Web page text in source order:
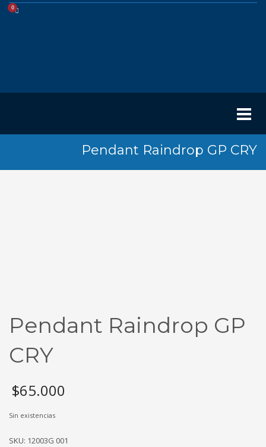
Pendant Raindrop GP CRY
Pendant Raindrop GP
CRY
$65.000
Sin existencias
SKU: 12003G 001